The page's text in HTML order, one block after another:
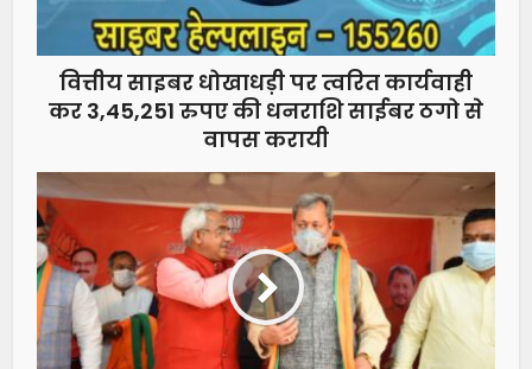
वित्तीय साइबर धोखाधड़ी पर त्वरित कार्यवाही
कर 3,45,251 रुपए की धनराशि साईबर ठगो से
वापस करायी